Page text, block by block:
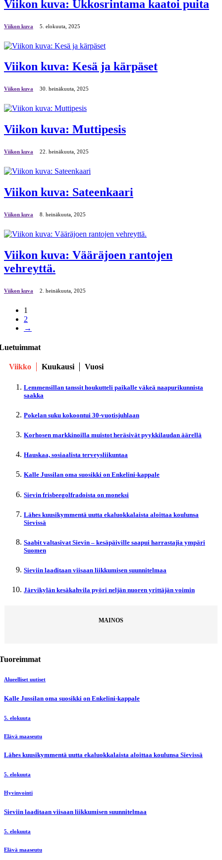
Viikon kuva: Ukkosrintama kaatoi puita
Viikon kuva 5. elokuuta, 2025
Viikon kuva: Kesä ja kärpäset
Viikon kuva 30. heinäkuuta, 2025
Viikon kuva: Muttipesis
Viikon kuva 22. heinäkuuta, 2025
Viikon kuva: Sateenkaari
Viikon kuva 8. heinäkuuta, 2025
Viikon kuva: Vääräjoen rantojen
vehreyttä.
Viikon kuva 2. heinäkuuta, 2025
1
2
→
Viikko Kuukausi Vuosi
Lemmensillan tanssit houkutteli paikalle väkeä naapurikunnista
saakka
Pokelan suku kokoontui 30-vuotisjuhlaan
Korhosen markkinoilla muistot heräsivät pyykkilaudan äärellä
Hauskaa, sosiaalista terveysliikuntaa
Kalle Jussilan oma suosikki on Enkelini-kappale
Sievin frisbeegolfradoista on moneksi
Lähes kuusikymmentä uutta ekaluokkalaista aloittaa koulunsa
Sievissä
Saabit valtasivat Sievin – kesäpäiville saapui harrastajia ympäri
Suomen
Sieviin laaditaan viisaan liikkumisen suunnitelmaa
Järvikylän kesäkahvila pyöri neljän nuoren yrittäjän voimin
MAINOS
Alueelliset uutiset
Kalle Jussilan oma suosikki on Enkelini-kappale
5. elokuuta
Elävä maaseutu
Lähes kuusikymmentä uutta ekaluokkalaista aloittaa koulunsa Sievissä
5. elokuuta
Hyvinvointi
Sieviin laaditaan viisaan liikkumisen suunnitelmaa
5. elokuuta
Elävä maaseutu